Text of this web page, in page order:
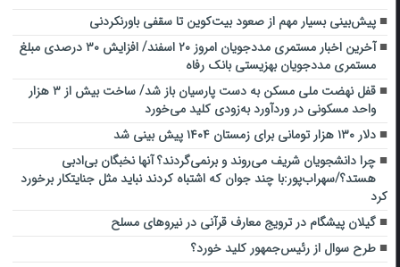
پیش‌بینی بسیار مهم از صعود بیت‌کوین تا سقفی باورنکردنی
آخرین اخبار مستمری مددجویان امروز ۲۰ اسفند/ افزایش ۳۰ درصدی مبلغ
مستمری مددجویان بهزیستی بانک رفاه
قفل نهضت ملی مسکن به دست پارسیان باز شد/ ساخت بیش از ۳ هزار
واحد مسکونی در وردآورد به‌زودی کلید می‌خورد
دلار ۱۳۰ هزار تومانی برای زمستان ۱۴۰۴ پیش بینی شد
چرا دانشجویان شریف می‌روند و برنمی‌گردند؟ آنها نخبگان بی‌ادبی
هستد؟/سهراب‌پور:با چند جوان که اشتباه کردند نباید مثل جنایتکار برخورد
کرد
گیلان پیشگام در ترویج معارف قرآنی در نیروهای مسلح
طرح سوال از رئیس‌جمهور کلید خورد؟